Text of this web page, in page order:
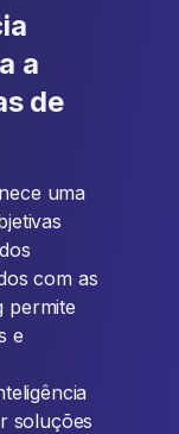
a
de
uma
com as
permite
e
soluções